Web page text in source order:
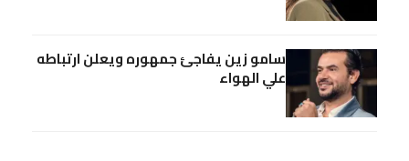
سامو زين يفاجئ جمهوره ويعلن ارتباطه
علي الهواء